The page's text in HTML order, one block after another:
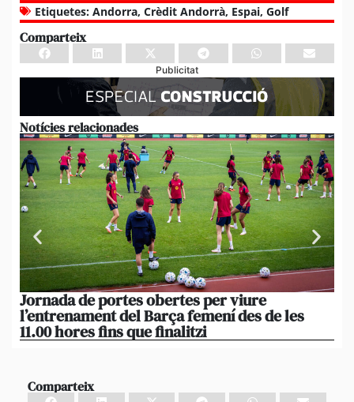
Etiquetes: Andorra, Crèdit Andorrà, Espai, Golf
Comparteix
Publicitat
Notícies relacionades
Jornada de portes obertes per viure
l’entrenament del Barça femení des de les
11.00 hores fins que finalitzi
Comparteix